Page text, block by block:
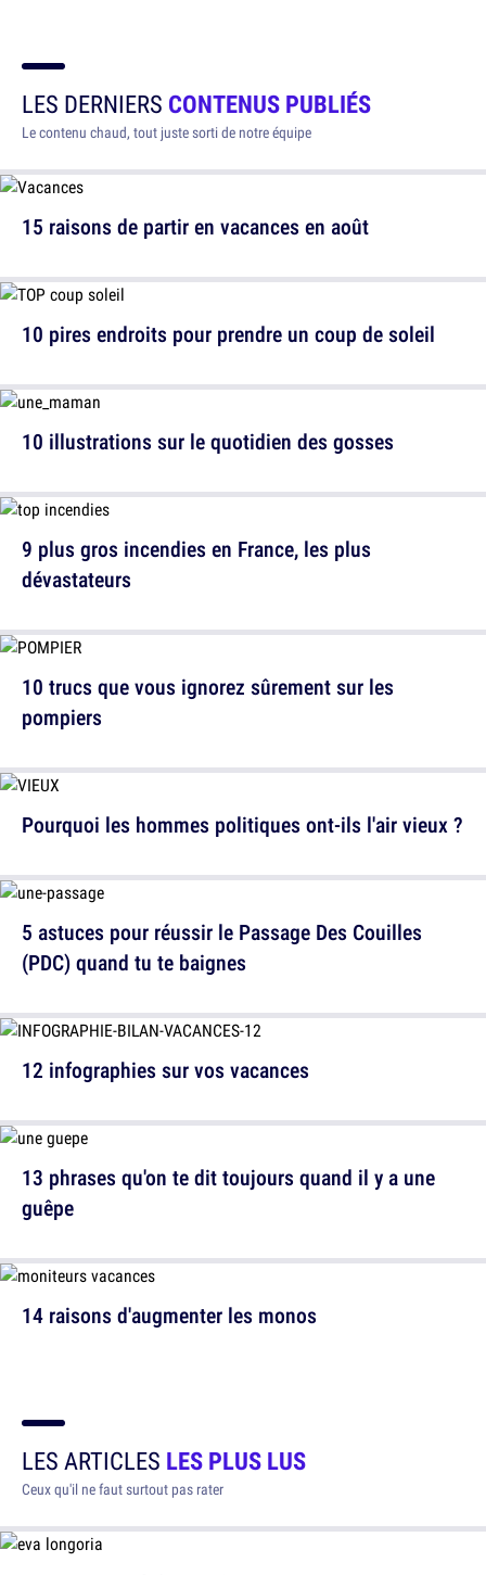
LES DERNIERS CONTENUS PUBLIÉS
Le contenu chaud, tout juste sorti de notre équipe
15 raisons de partir en vacances en août
10 illustrations sur le quotidien des gosses
10 trucs que vous ignorez sûrement sur les
pompiers
5 astuces pour réussir le Passage Des Couilles
(PDC) quand tu te baignes
13 phrases qu'on te dit toujours quand il y a une
guêpe
10 pires endroits pour prendre un coup de soleil
9 plus gros incendies en France, les plus
dévastateurs
Pourquoi les hommes politiques ont-ils l'air vieux ?
12 infographies sur vos vacances
14 raisons d'augmenter les monos
LES ARTICLES LES PLUS LUS
Ceux qu'il ne faut surtout pas rater